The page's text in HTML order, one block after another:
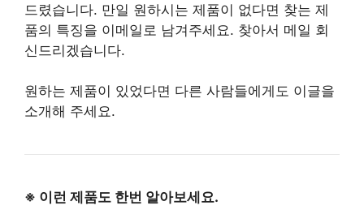
드렸습니다. 만일 원하시는 제품이 없다면 찾는 제
품의 특징을 이메일로 남겨주세요. 찾아서 메일 회
신드리겠습니다.
원하는 제품이 있었다면 다른 사람들에게도 이글을
소개해 주세요.
※ 이런 제품도 한번 알아보세요.